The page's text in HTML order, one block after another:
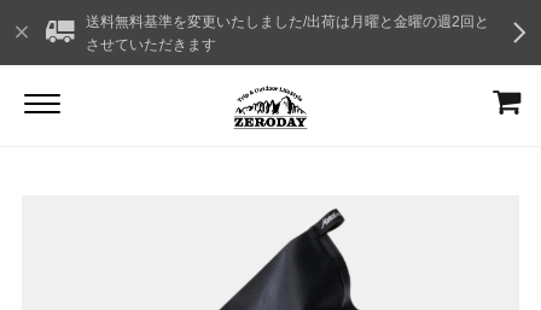
送料無料基準を変更いたしました/出荷は月曜と金曜の週2回と
させていただきます